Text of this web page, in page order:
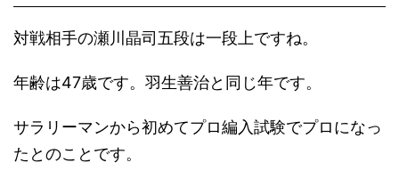
対戦相手の瀬川晶司五段は一段上ですね。
年齢は47歳です。羽生善治と同じ年です。
サラリーマンから初めてプロ編入試験でプロになっ
たとのことです。